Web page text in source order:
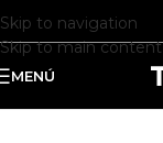
Skip to navigation
Skip to main content
MENÚ